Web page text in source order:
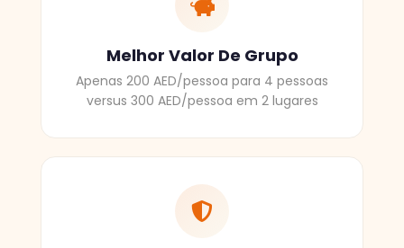
Melhor Valor De Grupo
Apenas 200 AED/pessoa para 4 pessoas
versus 300 AED/pessoa em 2 lugares